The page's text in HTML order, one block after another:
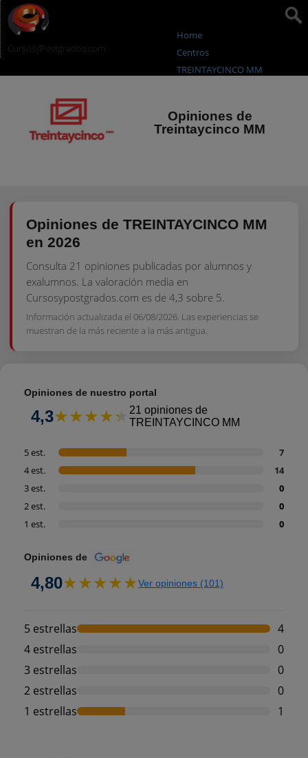
CursosyPostgrados .com
Opiniones de
Treintaycinco MM
Home
Centros
TREINTAYCINCO MM
Opiniones de TREINTAYCINCO MM
en 2026
Consulta 21 opiniones publicadas por alumnos y
exalumnos. La valoración media en
Cursosypostgrados.com es de 4,3 sobre 5.
Información actualizada el 06/08/2026. Las experiencias se
muestran de la más reciente a la más antigua.
Opiniones de nuestro portal
4,3
21 opiniones de
TREINTAYCINCO MM
5 est.
7
4 est.
14
3 est.
0
2 est.
0
1 est.
0
Opiniones de
4,80 Ver opiniones (101)
5 estrellas
4
4 estrellas
0
3 estrellas
0
2 estrellas
0
1 estrellas
1